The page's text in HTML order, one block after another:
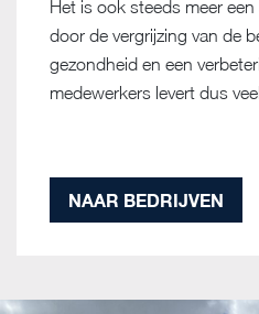
Het is ook steeds meer
door de vergrijzing van de
gezondheid en een
medewerkers levert dus
NAAR BEDRIJVEN